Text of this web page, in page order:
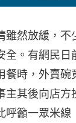
雖然放緩，
全。有網民
餐時，外賣
主其後向店
呼籲一眾米線